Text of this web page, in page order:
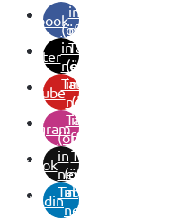
facebookin
neuem
Tab)
twitter
(öffnet
in
neuem
Tab)
youtube
(öffnet
in
neuem
Tab)
instagram
(öffnet
in
neuem
Tab)
tiktok
(öffnet
in
neuem
Tab)
linkedin
(öffnet
in
neuem